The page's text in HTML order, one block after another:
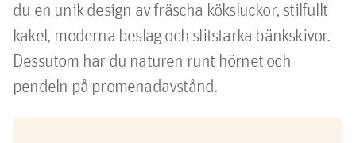
du en unik design av fräscha köksluckor, stilfullt
kakel, moderna beslag och slitstarka bänkskivor.
Dessutom har du naturen runt hörnet och
pendeln på promenadavstånd.